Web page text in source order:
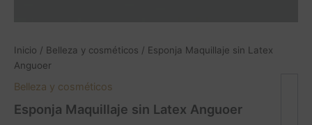
Inicio / Belleza y cosméticos / Esponja Maquillaje sin Latex
Anguoer
Belleza y cosméticos
Esponja Maquillaje sin Latex Anguoer